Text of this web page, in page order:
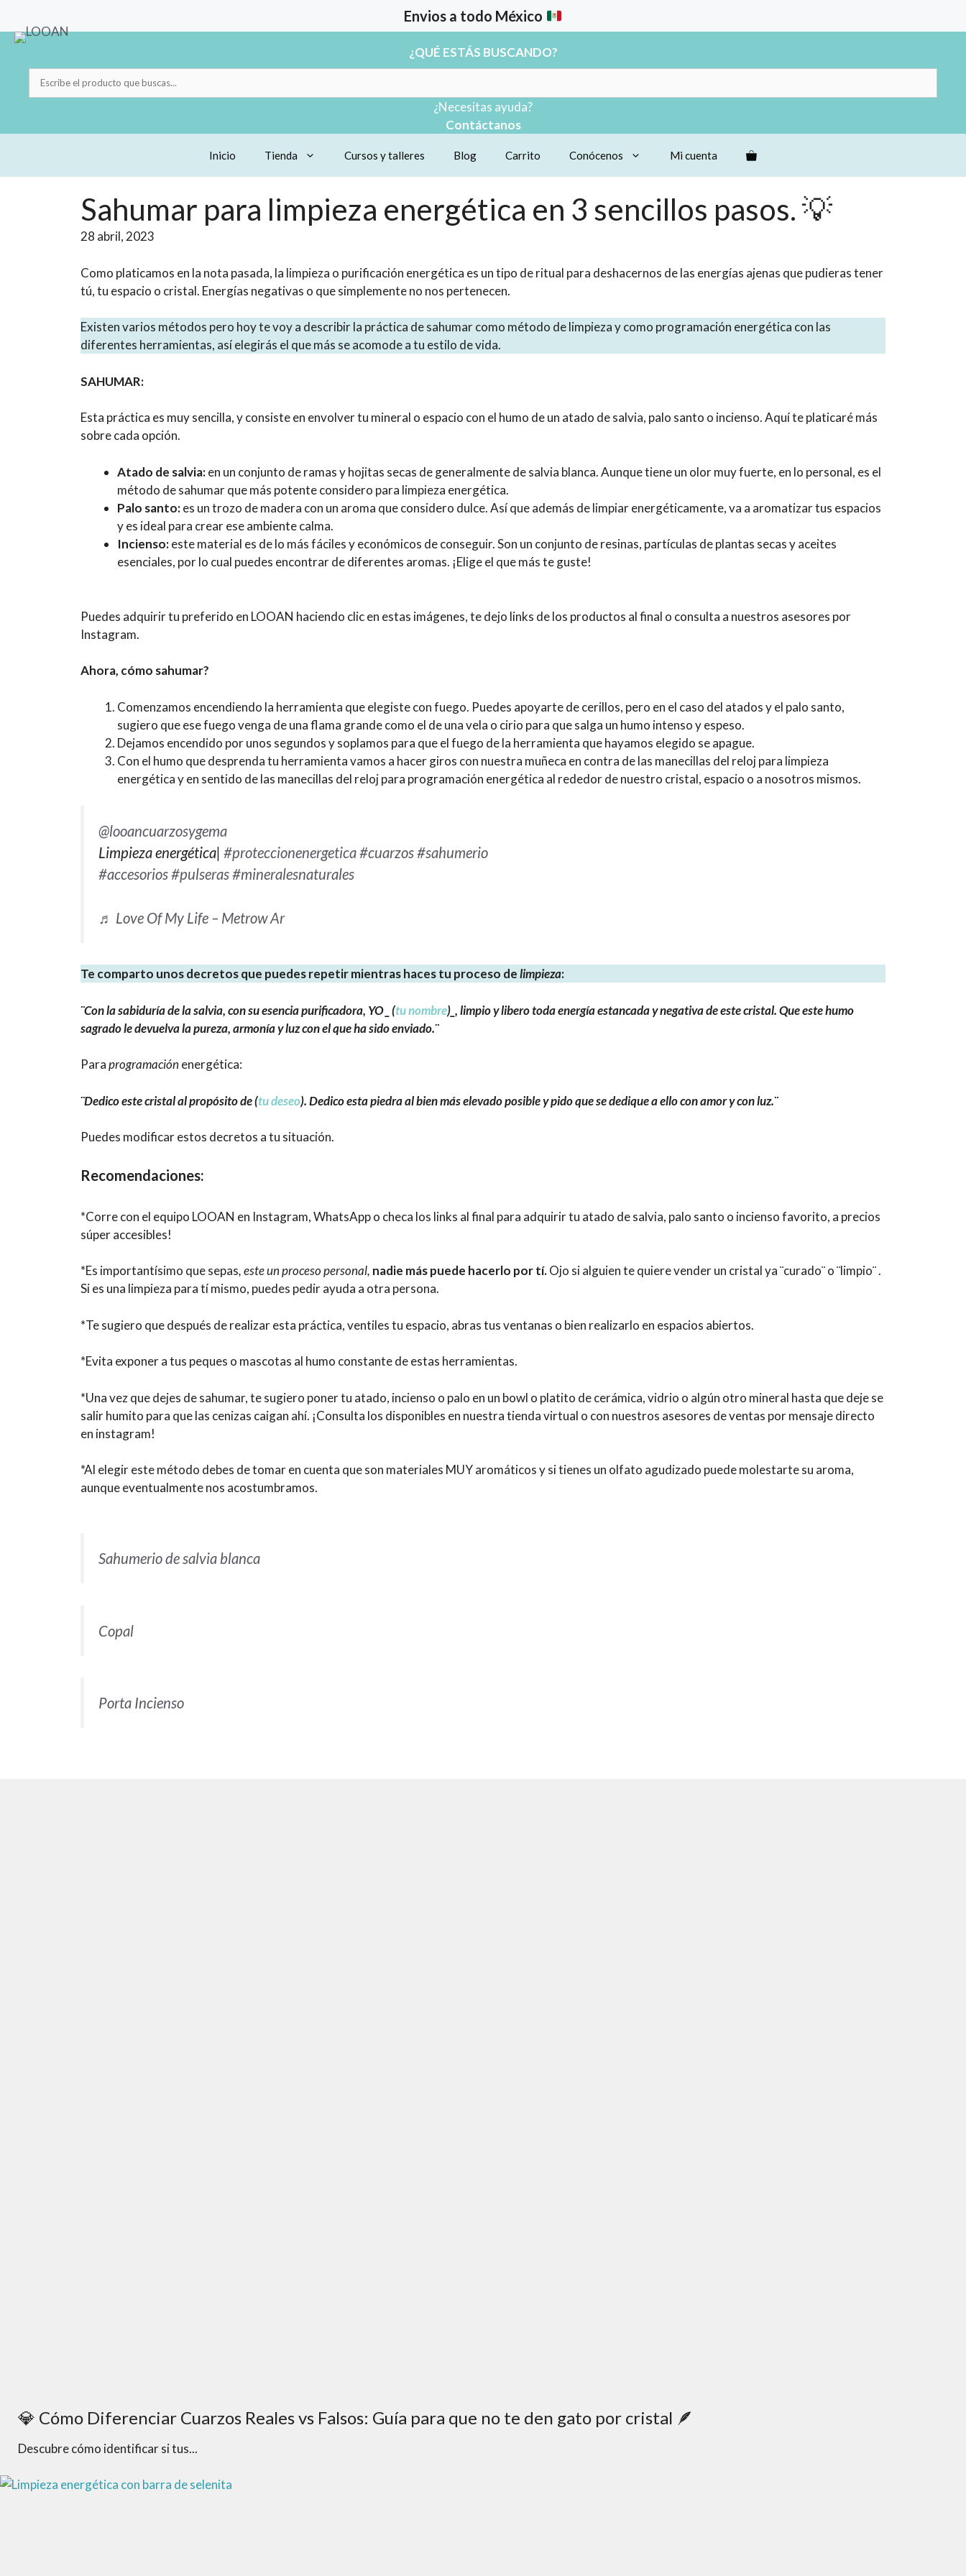
contenido
Envios a todo México
¿QUÉ ESTÁS BUSCANDO?
Escribe
el
que
¿Necesitas ayuda?
Contáctanos
Inicio Tienda Cursos y talleres Blog Carrito Conócenos Mi cuenta
Sahumar para limpieza energética en 3 sencillos pasos. 💡
28 abril, 2023
Como platicamos en la nota pasada, la limpieza o purificación energética es un tipo de ritual para deshacernos de las energías ajenas que pudieras tener
tú, tu espacio o cristal. Energías negativas o que simplemente no nos pertenecen.
Existen varios métodos pero hoy te voy a describir la práctica de sahumar como método de limpieza y como programación energética con las
diferentes herramientas, así elegirás el que más se acomode a tu estilo de vida.
SAHUMAR:
Esta práctica es muy sencilla, y consiste en envolver tu mineral o espacio con el humo de un atado de salvia, palo santo o incienso. Aquí te platicaré más
sobre cada opción.
Atado de salvia:en un conjunto de ramas y hojitas secas de generalmente de salvia blanca. Aunque tiene un olor muy fuerte, en lo personal, es el
método de sahumar que más potente considero para limpieza energética.
Palo santo:es un trozo de madera con un aroma que considero dulce. Así que además de limpiar energéticamente, va a aromatizar tus espacios
y es ideal para crear ese ambiente calma.
Incienso:este material es de lo más fáciles y económicos de conseguir. Son un conjunto de resinas, partículas de plantas secas y aceites
esenciales, por lo cual puedes encontrar de diferentes aromas. ¡Elige el que más te guste!
Puedes adquirir tu preferido en LOOAN haciendo clic en estas imágenes, te dejo links de los productos al final o consulta a nuestros asesores por
Instagram.
Ahora, cómo sahumar?
Comenzamos encendiendo la herramienta que elegiste con fuego. Puedes apoyarte de cerillos, pero en el caso del atados y el palo santo,
sugiero que ese fuego venga de una flama grande como el de una vela o cirio para que salga un humo intenso y espeso.
Dejamos encendido por unos segundos y soplamos para que el fuego de la herramienta que hayamos elegido se apague.
Con el humo que desprenda tu herramienta vamos a hacer giros con nuestra muñeca en contra de las manecillas del reloj para limpieza
energética y en sentido de las manecillas del reloj para programación energética al rededor de nuestro cristal, espacio o a nosotros mismos.
@looancuarzosygema
Limpieza energética| #proteccionenergetica#cuarzos#sahumerio
#accesorios#pulseras#mineralesnaturales
♬ Love Of My Life – Metrow Ar
Te comparto unos decretos que puedes repetir mientras haces tu proceso delimpieza:
¨Con la sabiduría de la salvia, con su esencia purificadora, YO _ (tu nombre)_, limpio y libero toda energía estancada y negativa de este cristal. Que este humo
sagrado le devuelva la pureza, armonía y luz con el que ha sido enviado.¨
Paraprogramaciónenergética:
¨Dedico este cristal al propósito de (tu deseo). Dedico esta piedra al bien más elevado posible y pido que se dedique a ello con amor y con luz.¨
Puedes modificar estos decretos a tu situación.
Recomendaciones:
*Corre con el equipo LOOAN en Instagram, WhatsApp o checa los links al final para adquirir tu atado de salvia, palo santo o incienso favorito, a precios
súper accesibles!
*Es importantísimo que sepas, este un proceso personal, nadie más puede hacerlo por tí.Ojo si alguien te quiere vender un cristal ya ¨curado¨ o ¨limpio¨ .
Si es una limpieza para tí mismo, puedes pedir ayuda a otra persona.
*Te sugiero que después de realizar esta práctica, ventiles tu espacio, abras tus ventanas o bien realizarlo en espacios abiertos.
*Evita exponer a tus peques o mascotas al humo constante de estas herramientas.
*Una vez que dejes de sahumar, te sugiero poner tu atado, incienso o palo en un bowl o platito de cerámica, vidrio o algún otro mineral hasta que deje se
salir humito para que las cenizas caigan ahí. ¡Consulta los disponibles en nuestra tienda virtual o con nuestros asesores de ventas por mensaje directo
en instagram!
*Al elegir este método debes de tomar en cuenta que son materiales MUY aromáticos y si tienes un olfato agudizado puede molestarte su aroma,
aunque eventualmente nos acostumbramos.
Sahumerio de salvia blanca
Copal
Porta Incienso
💎 Cómo Diferenciar Cuarzos Reales vs Falsos: Guía para que no te den gato por cristal 🪶
Descubre cómo identificar si tus...